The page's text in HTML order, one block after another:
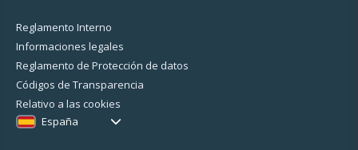
Reglamento Interno
Informaciones legales
Reglamento de Protección de datos
Códigos de Transparencia
Relativo a las cookies
España